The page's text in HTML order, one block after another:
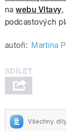
nawebu Vltavy,
podcastových
autoři: Martina
Všechny